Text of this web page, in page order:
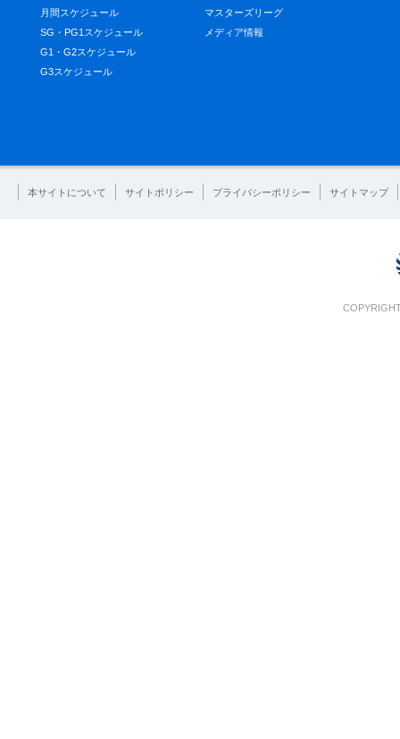
月間スケジュール
SG・PG1スケジュール
G1・G2スケジュール
G3スケジュール
マスターズリーグ
メディア情報
本サイトについて サイトポリシー プライバシーポリシー サイトマップ